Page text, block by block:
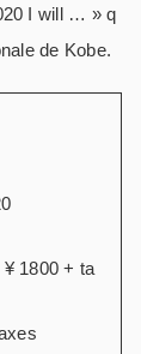
I will … » q
de Kobe.
1800 + ta